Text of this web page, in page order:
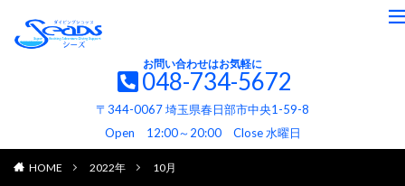
お問い合わせはお気軽に
048-734-5672
〒344-0067 埼玉県春日部市中央1-59-8
Open 12:00～20:00 Close 水曜日
HOME 2022年 10月